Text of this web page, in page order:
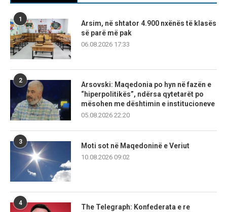
1
Arsim, në shtator 4.900 nxënës të klasës
së parë më pak
06.08.2026 17:33
2
Arsovski: Maqedonia po hyn në fazën e
“hiperpolitikës”, ndërsa qytetarët po
mësohen me dështimin e institucioneve
05.08.2026 22:20
3
Moti sot në Maqedoninë e Veriut
10.08.2026 09:02
4
The Telegraph: Konfederata e re